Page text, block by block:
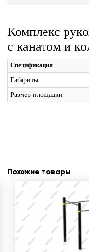
Комплекс
с канатом и
Спецификация
Габариты
Размер площадки
Похожие товары